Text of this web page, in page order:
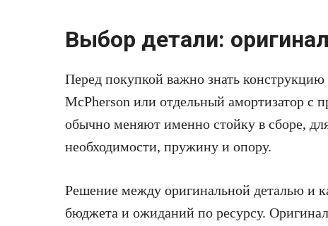
Выбор детали:
Перед покупкой важно знать
McPherson или отдельный амортизатор с
обычно меняют именно стойку в сборе,
необходимости, пружину и опору.
Решение между оригинальной деталью и
бюджета и ожиданий по ресурсу.